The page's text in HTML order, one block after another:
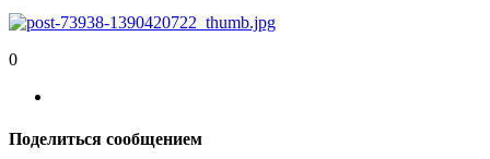
0
Поделиться сообщением